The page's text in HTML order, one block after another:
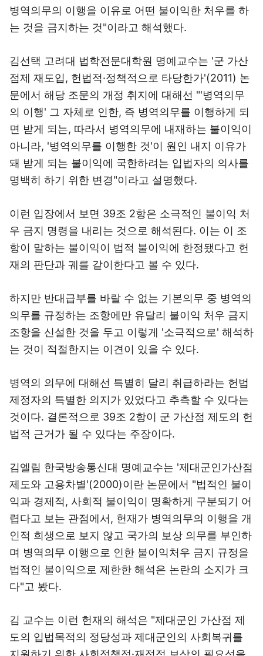
병역의무의 이행을 이유로 어떤 불이익한 처우를 하
는 것을 금지하는 것"이라고 해석했다.
김선택 고려대 법학전문대학원 명예교수는 '군 가산
점제 재도입, 헌법적·정책적으로 타당한가'(2011) 논
문에서 해당 조문의 개정 취지에 대해선 "'병역의무
의 이행' 그 자체로 인한, 즉 병역의무를 이행하게 되
면 받게 되는, 따라서 병역의무에 내재하는 불이익이
아니라, '병역의무를 이행한 것'이 원인 내지 이유가
돼 받게 되는 불이익에 국한하려는 입법자의 의사를
명백히 하기 위한 변경"이라고 설명했다.
이런 입장에서 보면 39조 2항은 소극적인 불이익 처
우 금지 명령을 내리는 것으로 해석된다. 이는 이 조
항이 말하는 불이익이 법적 불이익에 한정됐다고 헌
재의 판단과 궤를 같이한다고 볼 수 있다.
하지만 반대급부를 바랄 수 없는 기본의무 중 병역의
의무를 규정하는 조항에만 유달리 불이익 처우 금지
조항을 신설한 것을 두고 이렇게 '소극적으로' 해석하
는 것이 적절한지는 이견이 있을 수 있다.
병역의 의무에 대해선 특별히 달리 취급하라는 헌법
제정자의 특별한 의지가 있었다고 추측할 수 있다는
것이다. 결론적으로 39조 2항이 군 가산점 제도의 헌
법적 근거가 될 수 있다는 주장이다.
김엘림 한국방송통신대 명예교수는 '제대군인가산점
제도와 고용차별'(2000)이란 논문에서 "법적인 불이
익과 경제적, 사회적 불이익이 명확하게 구분되기 어
렵다고 보는 관점에서, 헌재가 병역의무의 이행을 개
인적 희생으로 보지 않고 국가의 보상 의무를 부인하
며 병역의무 이행으로 인한 불이익처우 금지 규정을
법적인 불이익으로 제한한 해석은 논란의 소지가 크
다"고 봤다.
김 교수는 이런 헌재의 해석은 "제대군인 가산점 제
도의 입법목적의 정당성과 제대군인의 사회복귀를